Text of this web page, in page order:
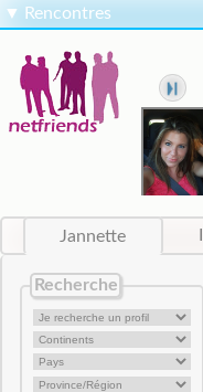
▼ Rencontres
Jannette
Recherche